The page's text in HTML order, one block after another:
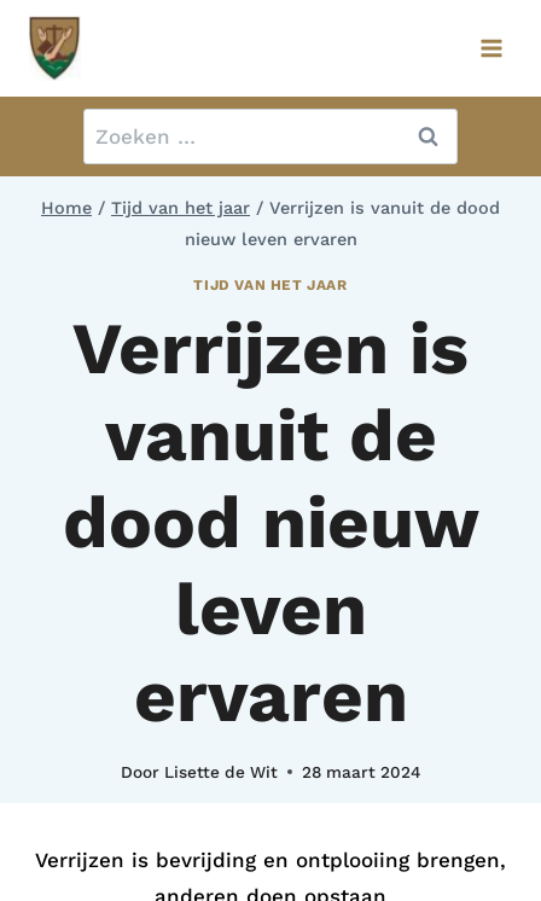
Doorgaan
naar
Zoeken
naar:
Home / Tijd van het jaar / Verrijzen is vanuit de dood
nieuw leven ervaren
TIJD VAN HET JAAR
Verrijzen is
vanuit de
dood nieuw
leven
ervaren
Door Lisette de Wit 28 maart 2024
Verrijzen is bevrijding en ontplooiing brengen,
anderen doen opstaan